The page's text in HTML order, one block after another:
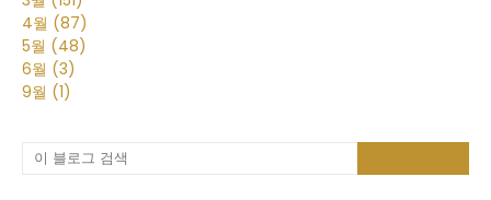
4월 (87)
5월 (48)
6월 (3)
9월 (1)